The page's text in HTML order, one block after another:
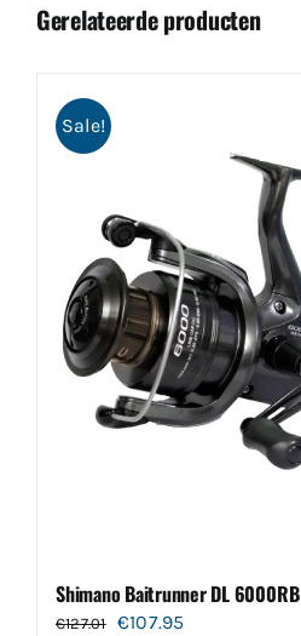
Gerelateerde producten
Sale!
Shimano Baitrunner DL 6000RB
€127.01
Oorspronkelijke
€107.95